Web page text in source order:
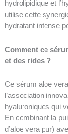
hydrolipidique et
utilise cette
hydratant intense
Comment ce
et des rides ?
Ce sérum aloe
l’association
hyaluroniques qui
En combinant la
d’aloe vera pur)